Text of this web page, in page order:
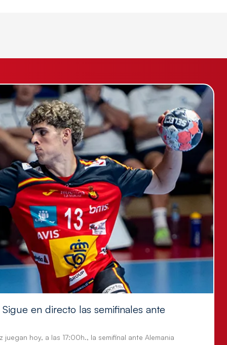
en directo las semifinales ante
juegan hoy, a las 17:00h., la semifinal ante Alemania